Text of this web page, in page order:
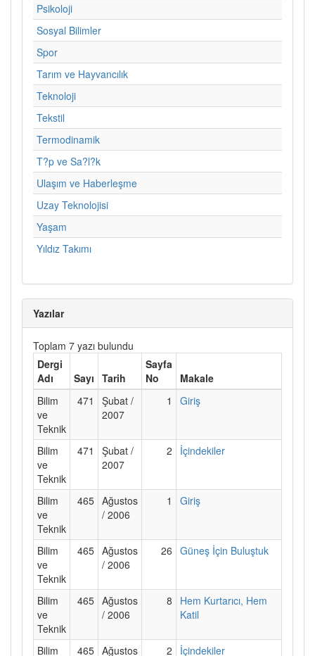
Psikoloji
Sosyal Bilimler
Spor
Tarım ve Hayvancılık
Teknoloji
Tekstil
Termodinamik
T?p ve Sa?l?k
Ulaşım ve Haberleşme
Uzay Teknolojisi
Yaşam
Yıldız Takımı
Yazılar
Toplam 7 yazı bulundu
Dergi
Adı
Sayı Tarih
Sayfa
No
Makale
Bilim
ve
Teknik
471
Şubat /
2007
1 Giriş
Bilim
ve
Teknik
471
Şubat /
2007
2 İçindekiler
Bilim
ve
Teknik
465 Ağustos
/ 2006
1 Giriş
Bilim
ve
Teknik
465 Ağustos
/ 2006
26 Güneş İçin Buluştuk
Bilim
ve
Teknik
465 Ağustos
/ 2006
8
Hem Kurtarıcı, Hem
Katil
Bilim 465 Ağustos 2 İçindekiler